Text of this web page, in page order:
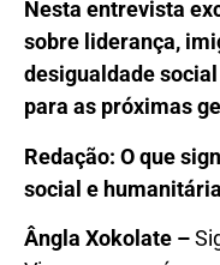
Nesta entrevista
sobre liderança,
desigualdade
para as próximas
Redação: O que
social e
Ângla Xokolate –